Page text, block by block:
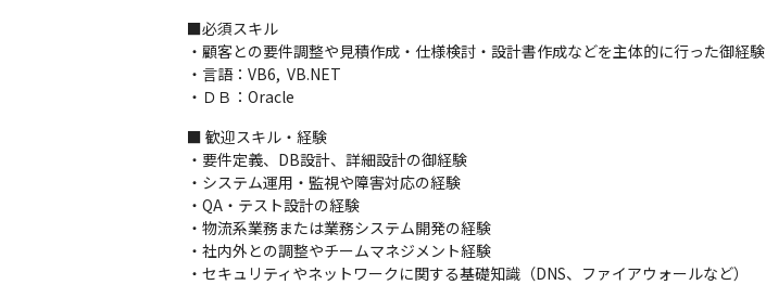
■必須スキル
・顧客との要件調整や見積作成・仕様検討・設計書作成などを主体的に行った御経験
・言語：VB6,  VB.NET
・ＤＢ：Oracle
■ 歓迎スキル・経験
・要件定義、DB設計、詳細設計の御経験
・システム運用・監視や障害対応の経験
・QA・テスト設計の経験
・物流系業務または業務システム開発の経験
・社内外との調整やチームマネジメント経験
・セキュリティやネットワークに関する基礎知識（DNS、ファイアウォールなど）